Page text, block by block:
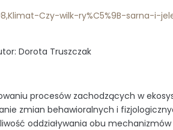
Czy-wilk-ry%C5%9B-sarna-i-
Dorota Truszczak
procesów zachodzących w
zmian behawioralnych i
oddziaływania obu